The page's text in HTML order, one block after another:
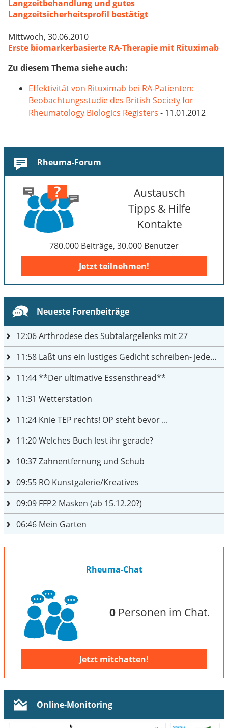
Langzeitbehandlung und gutes
Langzeitsicherheitsprofil bestätigt
Mittwoch, 30.06.2010
Erste biomarkerbasierte RA-Therapie mit Rituximab
Zu diesem Thema siehe auch:
Effektivität von Rituximab bei RA-Patienten:
Beobachtungsstudie des British Society for
Rheumatology Biologics Registers - 11.01.2012
Rheuma-Forum
Austausch
Tipps & Hilfe
Kontakte
780.000 Beiträge, 30.000 Benutzer
Jetzt teilnehmen!
Neueste Forenbeiträge
12:06Arthrodese des Subtalargelenks mit 27
11:58 Laßt uns ein lustiges Gedicht schreiben- jeder einen Satz
11:44**Der ultimative Essensthread**
11:31 Wetterstation
11:24 Knie TEP rechts! OP steht bevor ...
11:20Welches Buch lest ihr gerade?
10:37Zahnentfernung und Schub
09:55 RO Kunstgalerie/Kreatives
09:09 FFP2 Masken (ab 15.12.20?)
06:46 Mein Garten
Rheuma-Chat
0Personen im Chat.
Jetzt mitchatten!
Online-Monitoring